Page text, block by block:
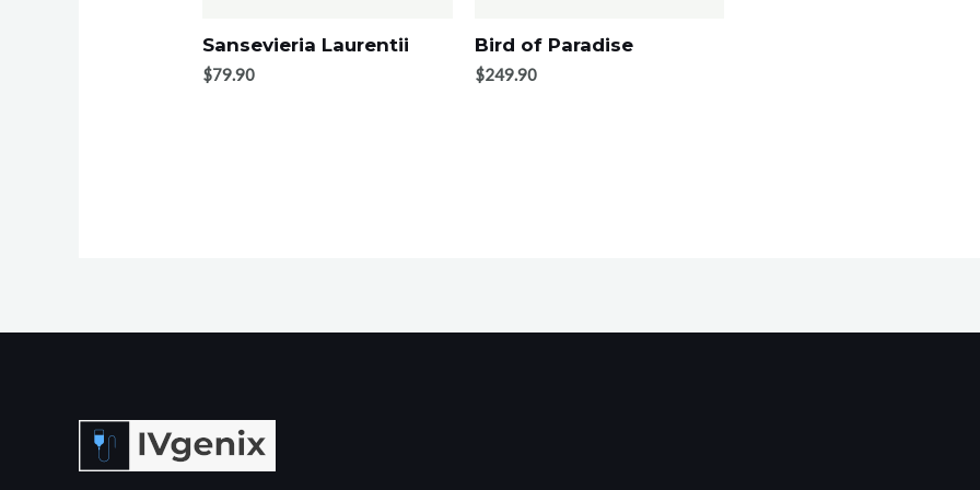
Sansevieria Laurentii
$79.90
Bird of Paradise
$249.90